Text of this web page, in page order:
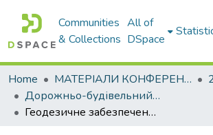
Communities
& Collections
All of
DSpace
Home МАТЕРІАЛИ КОНФЕРЕНЦІЙ
Дорожньо-будівельний комплекс: проблеми, перспективи,інновації
Геодезичне забезпечення будівництва транспортних споруд